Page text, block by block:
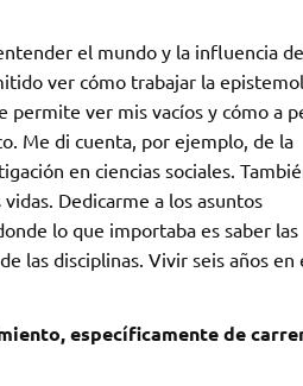
el mundo y la influencia
ver cómo trabajar la
ver mis vacíos y cómo a
Me di cuenta, por ejemplo, de la
en ciencias sociales.
Dedicarme a los asuntos
lo que importaba es saber las
las disciplinas. Vivir seis años en
específicamente de